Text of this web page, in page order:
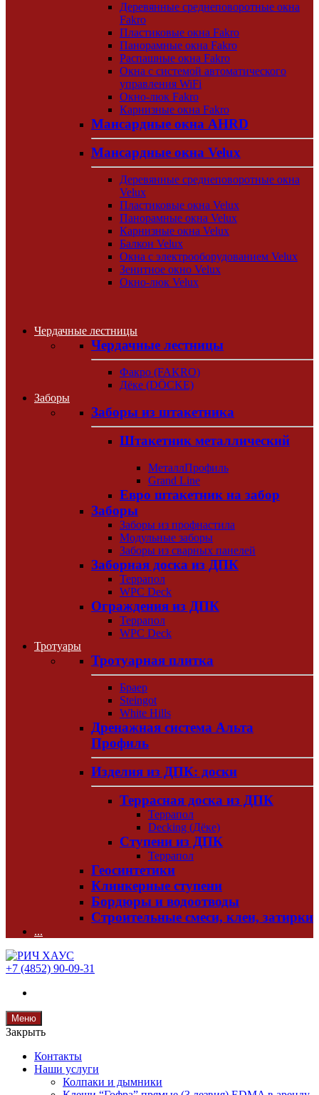
Деревянные среднеповоротные окна
Fakro
Пластиковые окна Fakro
Панорамные окна Fakro
Распашные окна Fakro
Окна с системой автоматического
управления WiFi
Окно-люк Fakro
Карнизные окна Fakro
Мансардные окна AHRD
Мансардные окна Velux
Деревянные среднеповоротные окна
Velux
Пластиковые окна Velux
Панорамные окна Velux
Карнизные окна Velux
Балкон Velux
Окна с электрооборудованием Velux
Зенитное окно Velux
Окно-люк Velux
Чердачные лестницы
Чердачные лестницы
Факро (FAKRO)
Дёке (DÖCKE)
Заборы
Заборы из штакетника
Штакетник металлический
МеталлПрофиль
Grand Line
Евро штакетник на забор
Заборы
Заборы из профнастила
Модульные заборы
Заборы из сварных панелей
Заборная доска из ДПК
Террапол
WPC Deck
Ограждения из ДПК
Террапол
WPC Deck
Тротуары
Тротуарная плитка
Браер
Steingot
White Hills
Дренажная система Альта
Профиль
Изделия из ДПК: доски
Террасная доска из ДПК
Террапол
Decking (Дёке)
Ступени из ДПК
Террапол
Геосинтетики
Клинкерные ступени
Бордюры и водоотводы
Строительные смеси, клеи, затирки
...
+7 (4852) 90-09-31
Меню
Закрыть
Контакты
Наши услуги
Колпаки и дымники